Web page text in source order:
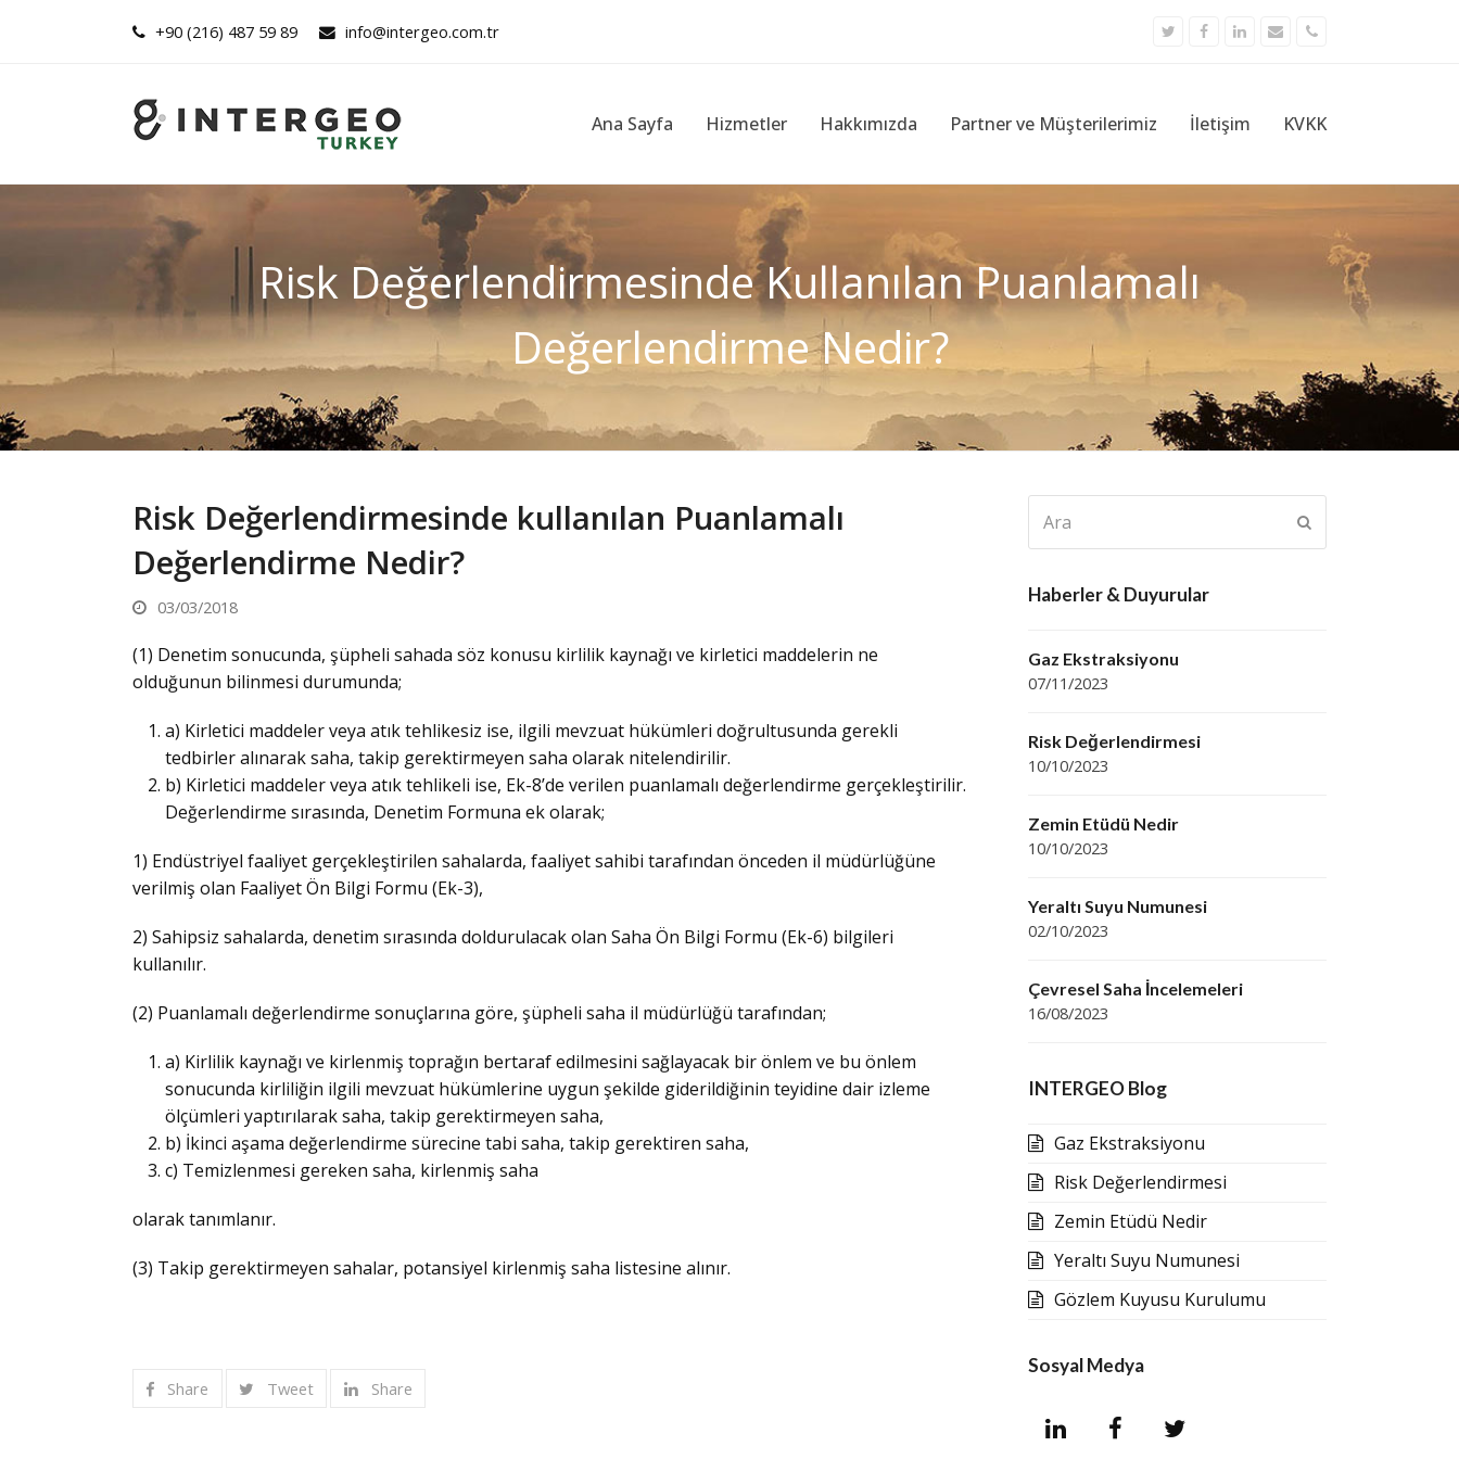
+90 (216) 487 59 89 info@intergeo.com.tr TwitterFacebookLinkedInEmailPhone
Ana Sayfa Hizmetler Hakkımızda Partner ve Müşterilerimiz İletişim KVKK
Risk Değerlendirmesinde Kullanılan Puanlamalı
Değerlendirme Nedir?
Risk Değerlendirmesinde kullanılan Puanlamalı
Değerlendirme Nedir?
03/03/2018
(1) Denetim sonucunda, şüpheli sahada söz konusu kirlilik kaynağı ve kirletici maddelerin ne
olduğunun bilinmesi durumunda;
a) Kirletici maddeler veya atık tehlikesiz ise, ilgili mevzuat hükümleri doğrultusunda gerekli
tedbirler alınarak saha, takip gerektirmeyen saha olarak nitelendirilir.
b) Kirletici maddeler veya atık tehlikeli ise, Ek-8’de verilen puanlamalı değerlendirme gerçekleştirilir.
Değerlendirme sırasında, Denetim Formuna ek olarak;
1) Endüstriyel faaliyet gerçekleştirilen sahalarda, faaliyet sahibi tarafından önceden il müdürlüğüne
verilmiş olan Faaliyet Ön Bilgi Formu (Ek-3),
2) Sahipsiz sahalarda, denetim sırasında doldurulacak olan Saha Ön Bilgi Formu (Ek-6) bilgileri
kullanılır.
(2) Puanlamalı değerlendirme sonuçlarına göre, şüpheli saha il müdürlüğü tarafından;
a) Kirlilik kaynağı ve kirlenmiş toprağın bertaraf edilmesini sağlayacak bir önlem ve bu önlem
sonucunda kirliliğin ilgili mevzuat hükümlerine uygun şekilde giderildiğinin teyidine dair izleme
ölçümleri yaptırılarak saha, takip gerektirmeyen saha,
b) İkinci aşama değerlendirme sürecine tabi saha, takip gerektiren saha,
c) Temizlenmesi gereken saha, kirlenmiş saha
olarak tanımlanır.
(3) Takip gerektirmeyen sahalar, potansiyel kirlenmiş saha listesine alınır.
Share Tweet Share
Haberler & Duyurular
Gaz Ekstraksiyonu
07/11/2023
Risk Değerlendirmesi
10/10/2023
Zemin Etüdü Nedir
10/10/2023
Yeraltı Suyu Numunesi
02/10/2023
Çevresel Saha İncelemeleri
16/08/2023
INTERGEO Blog
Gaz Ekstraksiyonu
Risk Değerlendirmesi
Zemin Etüdü Nedir
Yeraltı Suyu Numunesi
Gözlem Kuyusu Kurulumu
Sosyal Medya
L